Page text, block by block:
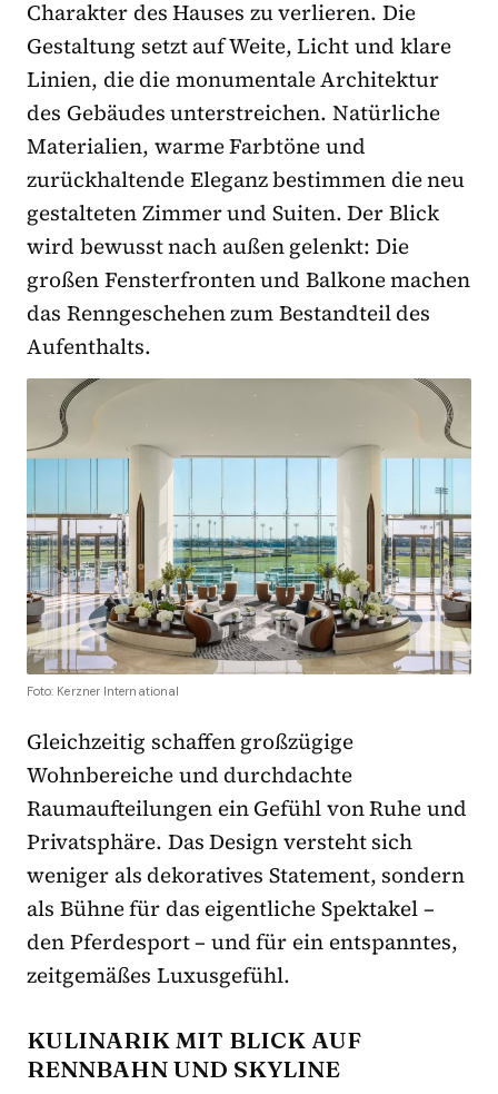
Charakter des Hauses zu verlieren. Die
Gestaltung setzt auf Weite, Licht und klare
Linien, die die monumentale Architektur
des Gebäudes unterstreichen. Natürliche
Materialien, warme Farbtöne und
zurückhaltende Eleganz bestimmen die neu
gestalteten Zimmer und Suiten. Der Blick
wird bewusst nach außen gelenkt: Die
großen Fensterfronten und Balkone machen
das Renngeschehen zum Bestandteil des
Aufenthalts.
Foto: Kerzner International
Gleichzeitig schaffen großzügige
Wohnbereiche und durchdachte
Raumaufteilungen ein Gefühl von Ruhe und
Privatsphäre. Das Design versteht sich
weniger als dekoratives Statement, sondern
als Bühne für das eigentliche Spektakel –
den Pferdesport – und für ein entspanntes,
zeitgemäßes Luxusgefühl.
KULINARIK MIT BLICK AUF
RENNBAHN UND SKYLINE